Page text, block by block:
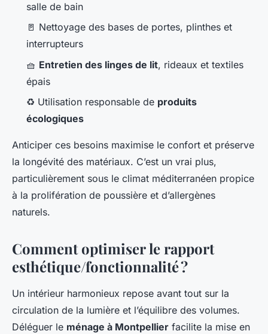
salle de bain
🚪 Nettoyage des bases de portes, plinthes et
interrupteurs
🧺 Entretien des linges de lit, rideaux et textiles
épais
♻️ Utilisation responsable de produits
écologiques
Anticiper ces besoins maximise le confort et préserve
la longévité des matériaux. C’est un vrai plus,
particulièrement sous le climat méditerranéen propice
à la prolifération de poussière et d’allergènes
naturels.
Comment optimiser le rapport
esthétique/fonctionnalité ?
Un intérieur harmonieux repose avant tout sur la
circulation de la lumière et l’équilibre des volumes.
Déléguer le ménage à Montpellier facilite la mise en